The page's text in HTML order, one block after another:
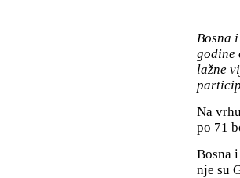
Bosna
godine
lažne
Na
po 71
Bosna
nje su